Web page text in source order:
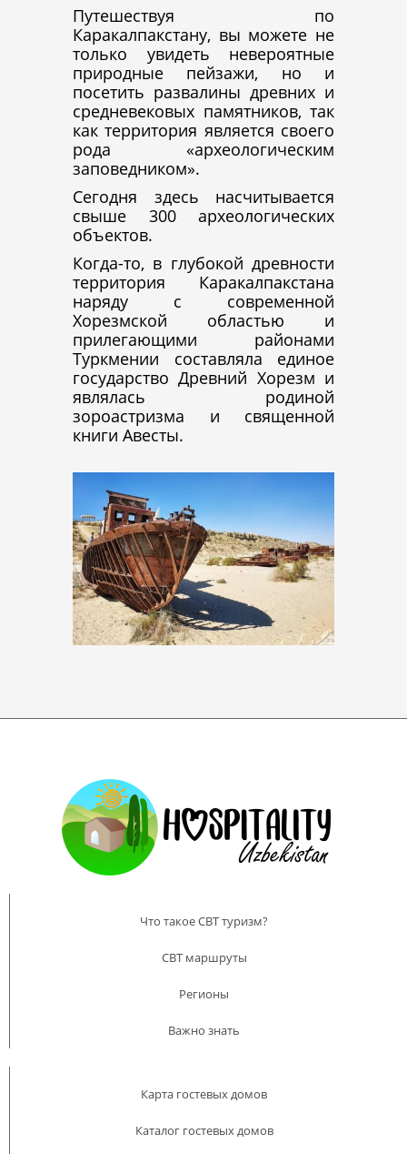
Путешествуя по
Каракалпакстану, вы можете не
только увидеть невероятные
природные пейзажи, но и
посетить развалины древних и
средневековых памятников, так
как территория является своего
рода «археологическим
заповедником».
Сегодня здесь насчитывается
свыше 300 археологических
объектов.
Когда-то, в глубокой древности
территория Каракалпакстана
наряду с современной
Хорезмской областью и
прилегающими районами
Туркмении составляла единое
государство Древний Хорезм и
являлась родиной
зороастризма и священной
книги Авесты.
Что такое CBT туризм?
CBT маршруты
Регионы
Важно знать
Карта гостевых домов
Каталог гостевых домов